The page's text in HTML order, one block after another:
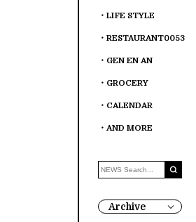
LIFE STYLE
RESTAURANT0053
GEN EN AN
GROCERY
CALENDAR
AND MORE
Archive